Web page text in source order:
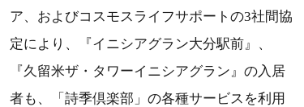
ア、およびコスモスライフサポートの3社間協
定により、『イニシアグラン大分駅前』、
『久留米ザ・タワーイニシアグラン』の入居
者も、「詩季倶楽部」の各種サービスを利用